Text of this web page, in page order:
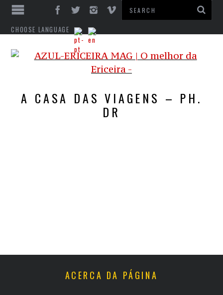
CHOOSE LANGUAGE
A CASA DAS VIAGENS – PH.
DR
ACERCA DA PÁGINA